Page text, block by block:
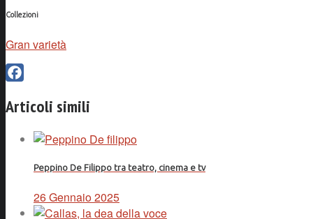
Collezioni
Gran varietà
Articoli simili
Peppino De Filippo tra teatro, cinema e tv
26 Gennaio 2025